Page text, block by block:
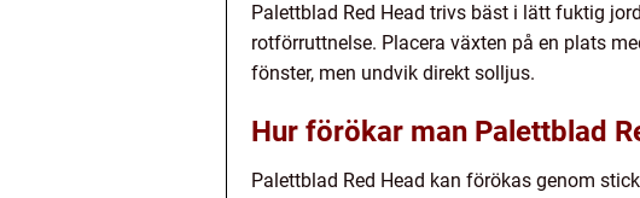
Palettblad Red Head trivs bäst i lätt fuktig
rotförruttnelse. Placera växten på en plats
fönster, men undvik direkt solljus.
Hur förökar man Palettblad
Palettblad Red Head kan förökas genom